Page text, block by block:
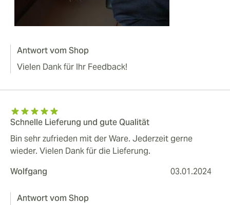
Antwort vom Shop
Vielen Dank für Ihr Feedback!
Schnelle Lieferung und gute Qualität
Bin sehr zufrieden mit der Ware. Jederzeit gerne
wieder. Vielen Dank für die Lieferung.
Wolfgang
03.01.2024
Antwort vom Shop